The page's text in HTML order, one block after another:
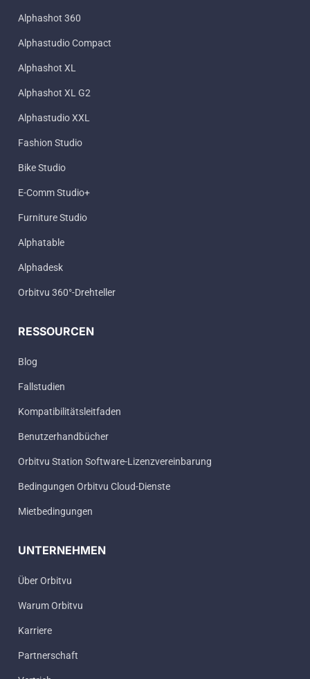
Alphashot 360
Alphastudio Compact
Alphashot XL
Alphashot XL G2
Alphastudio XXL
Fashion Studio
Bike Studio
E-Comm Studio+
Furniture Studio
Alphatable
Alphadesk
Orbitvu 360°-Drehteller
RESSOURCEN
Blog
Fallstudien
Kompatibilitätsleitfaden
Benutzerhandbücher
Orbitvu Station Software-Lizenzvereinbarung
Bedingungen Orbitvu Cloud-Dienste
Mietbedingungen
UNTERNEHMEN
Über Orbitvu
Warum Orbitvu
Karriere
Partnerschaft